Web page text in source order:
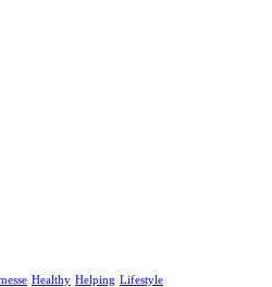
Healthy Helping Lifestyle